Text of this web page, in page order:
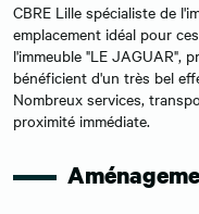
CBRE Lille spécialiste de
emplacement idéal pour
l'immeuble "LE JAGUAR",
bénéficient d'un très bel
Nombreux services,
proximité immédiate.